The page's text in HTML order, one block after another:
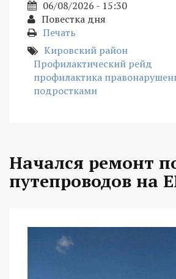
06/08/2026 - 15:30
Повестка дня
Печать
Кировский район
Профилактический рейд
профилактика
подростками
Начался ремонт
путепроводов на